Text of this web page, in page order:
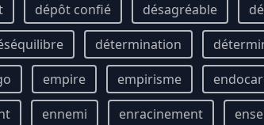
dépôt confié désagréable
détermination
empire empirisme
ennemi enracinement